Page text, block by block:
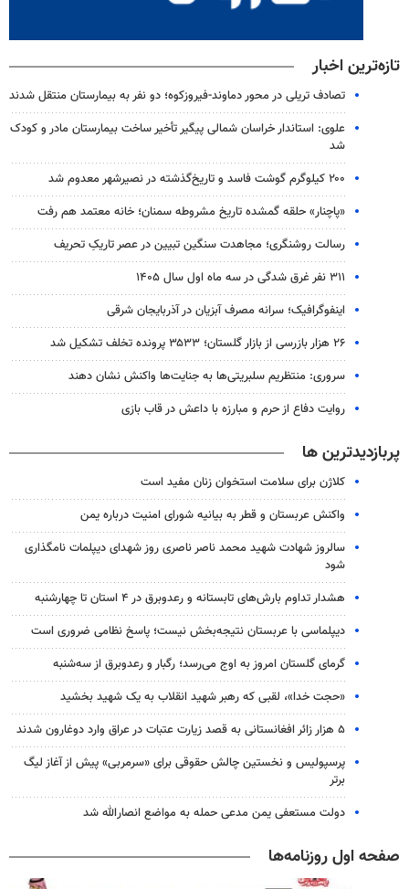
تازه‌ترین اخبار
تصادف تریلی در محور دماوند-فیروزکوه؛ دو نفر به بیمارستان منتقل شدند
علوی: استاندار خراسان شمالی پیگیر تأخیر ساخت بیمارستان مادر و کودک
شد
۲۰۰ کیلوگرم گوشت فاسد و تاریخ‌گذشته در نصیرشهر معدوم شد
«پاچنار» حلقه گمشده تاریخ مشروطه سمنان؛ خانه معتمد هم رفت
رسالت روشنگری؛ مجاهدت سنگین تبیین در عصر تاریکِ تحریف
۳۱۱ نفر غرق شدگی در سه ماه اول سال ۱۴۰۵
اینفوگرافیک؛ سرانه مصرف آبزیان در آذربایجان شرقی
۲۶ هزار بازرسی از بازار گلستان؛ ۳۵۳۳ پرونده تخلف تشکیل شد
سروری: منتظریم سلبریتی‌ها به جنایت‌ها واکنش نشان دهند
روایت دفاع از حرم و مبارزه با داعش در قاب بازی
پربازدیدترین ها
کلاژن برای سلامت استخوان زنان مفید است
واکنش عربستان و قطر به بیانیه شورای امنیت درباره یمن
سالروز شهادت شهید محمد ناصر ناصری روز شهدای دیپلمات نامگذاری
شود
هشدار تداوم بارش‌های تابستانه و رعدوبرق در ۴ استان تا چهارشنبه
دیپلماسی با عربستان نتیجه‌بخش نیست؛ پاسخ نظامی ضروری است
گرمای گلستان امروز به اوج می‌رسد؛ رگبار و رعدوبرق از سه‌شنبه
«حجت خدا»، لقبی که رهبر شهید انقلاب به یک شهید بخشید
۵ هزار زائر افغانستانی به قصد زیارت عتبات در عراق وارد دوغارون شدند
پرسپولیس و نخستین چالش حقوقی برای «سرمربی» پیش از آغاز لیگ
برتر
دولت مستعفی یمن مدعی حمله به مواضع انصارالله شد
صفحه اول روزنامه‌ها